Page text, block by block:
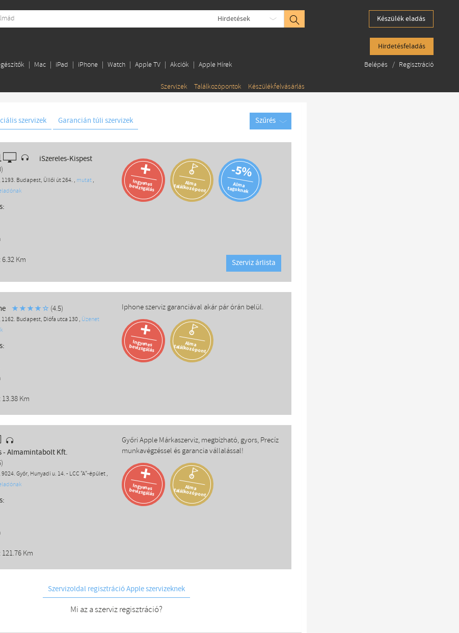
Hirdetések Készülék eladás
Hirdetésfeladás
Mac iPad iPhone Watch Apple TV Akciók Apple Hírek
Szervizek Találkozópontok Készülékfelvásárlás
Belépés / Regisztráció
szervizek Garancián túli szervizek Szűrés
iSzereles-Kispest
Budapest, Üllői út 264. , mutat,
+
Ingyenes
bevizsgálás Alma
találkozópont
-5%
Alma
tagoknak
Km Szerviz árlista
(4.5)
Budapest, Diófa utca 130 , Üzenet
Iphone szerviz garanciával akár pár órán belül.
+
Ingyenes
bevizsgálás Alma
találkozópont
Km
- Almamintabolt Kft.
Győr, Hunyadi u. 14. - LCC "A"-épület ,
Győri Apple Márkaszerviz, megbízható, gyors, Precíz
munkavégzéssel és garancia vállalással!
+
Ingyenes
bevizsgálás Alma
találkozópont
Km
Szervizoldal regisztráció Apple szervizeknek
Mi az a szerviz regisztráció?